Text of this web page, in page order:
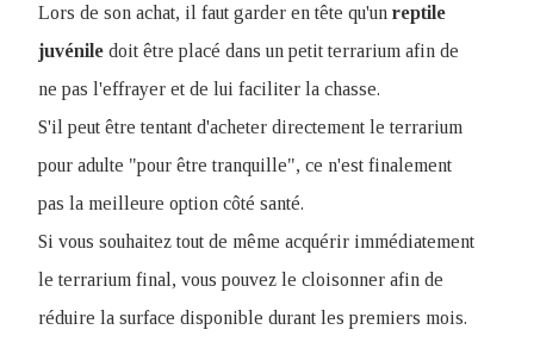
Lors de son achat, il faut garder en tête qu'un reptile
juvénile doit être placé dans un petit terrarium afin de
ne pas l'effrayer et de lui faciliter la chasse.
S'il peut être tentant d'acheter directement le terrarium
pour adulte "pour être tranquille", ce n'est finalement
pas la meilleure option côté santé.
Si vous souhaitez tout de même acquérir immédiatement
le terrarium final, vous pouvez le cloisonner afin de
réduire la surface disponible durant les premiers mois.